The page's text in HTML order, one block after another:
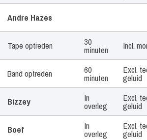
Andre Hazes
Tape optreden 30
minuten Incl.
Band optreden 60
minuten
Excl.
geluid
Bizzey In
overleg
Excl.
geluid
Boef In
overleg
Excl.
geluid